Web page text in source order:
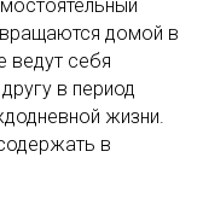
домой в
ведут себя
в период
жизни.
в